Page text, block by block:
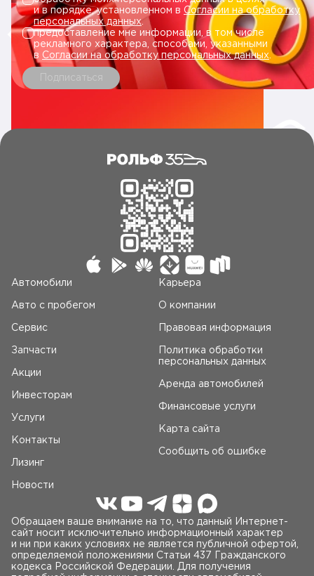
и в порядке, установленном в Согласии на обработку
персональных данных.
предоставление мне информации, в том числе
рекламного характера, способами, указанными
в Согласии на обработку персональных данных
Подписаться
Автомобили
Авто c пробегом
Сервис
Запчасти
Акции
Инвесторам
Услуги
Контакты
Лизинг
Новости
Карьера
О компании
Правовая информация
Политика обработки
персональных данных
Аренда автомобилей
Финансовые услуги
Карта сайта
Сообщить об ошибке
Обращаем ваше внимание на то, что данный Интернет-
сайт носит исключительно информационный характер
и ни при каких условиях не является публичной офертой,
определяемой положениями Статьи 437 Гражданского
кодекса Российской Федерации. Для получения